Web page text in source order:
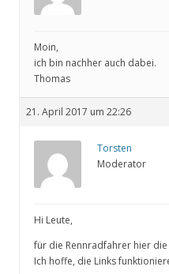
Moin,
ich bin nachher auch dabei.
Thomas
21. April 2017 um 22:26
Torsten
Moderator
Hi Leute,
für die Rennradfahrer hier
Ich hoffe, die Links